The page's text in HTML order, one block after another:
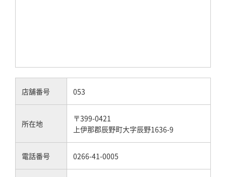
店舗番号 053
所在地
〒399-0421
上伊那郡辰野町大字辰野1636-9
電話番号 0266-41-0005